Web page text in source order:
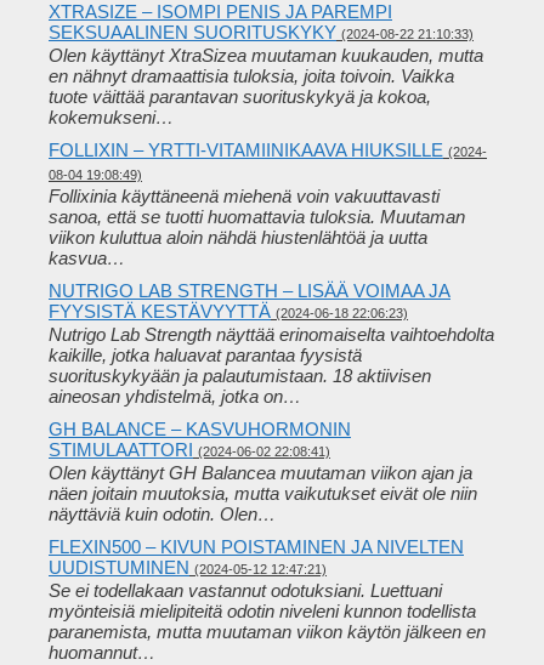
XTRASIZE – ISOMPI PENIS JA PAREMPI
SEKSUAALINEN SUORITUSKYKY (2024-08-22 21:10:33)
Olen käyttänyt XtraSizea muutaman kuukauden, mutta
en nähnyt dramaattisia tuloksia, joita toivoin. Vaikka
tuote väittää parantavan suorituskykyä ja kokoa,
kokemukseni…
FOLLIXIN – YRTTI-VITAMIINIKAAVA HIUKSILLE (2024-
08-04 19:08:49)
Follixinia käyttäneenä miehenä voin vakuuttavasti
sanoa, että se tuotti huomattavia tuloksia. Muutaman
viikon kuluttua aloin nähdä hiustenlähtöä ja uutta
kasvua…
NUTRIGO LAB STRENGTH – LISÄÄ VOIMAA JA
FYYSISTÄ KESTÄVYYTTÄ (2024-06-18 22:06:23)
Nutrigo Lab Strength näyttää erinomaiselta vaihtoehdolta
kaikille, jotka haluavat parantaa fyysistä
suorituskykyään ja palautumistaan. 18 aktiivisen
aineosan yhdistelmä, jotka on…
GH BALANCE – KASVUHORMONIN
STIMULAATTORI (2024-06-02 22:08:41)
Olen käyttänyt GH Balancea muutaman viikon ajan ja
näen joitain muutoksia, mutta vaikutukset eivät ole niin
näyttäviä kuin odotin. Olen…
FLEXIN500 – KIVUN POISTAMINEN JA NIVELTEN
UUDISTUMINEN (2024-05-12 12:47:21)
Se ei todellakaan vastannut odotuksiani. Luettuani
myönteisiä mielipiteitä odotin niveleni kunnon todellista
paranemista, mutta muutaman viikon käytön jälkeen en
huomannut…